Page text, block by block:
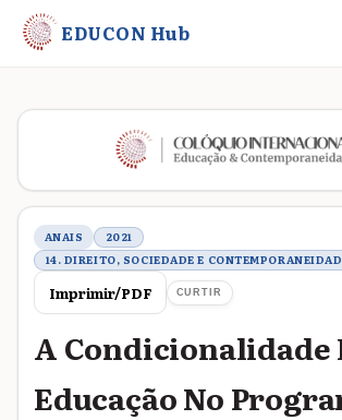
EDUCON Hub
Metadados do trabalho
ANAIS
2021
14. DIREITO, SOCIEDADE E
Imprimir/PDF CURTIR
A Condicionalidade
Educação No